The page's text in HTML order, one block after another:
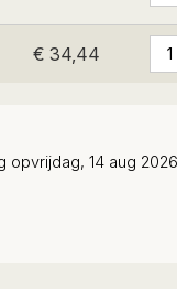
€ 34,44
opvrijdag, 14 aug 2026